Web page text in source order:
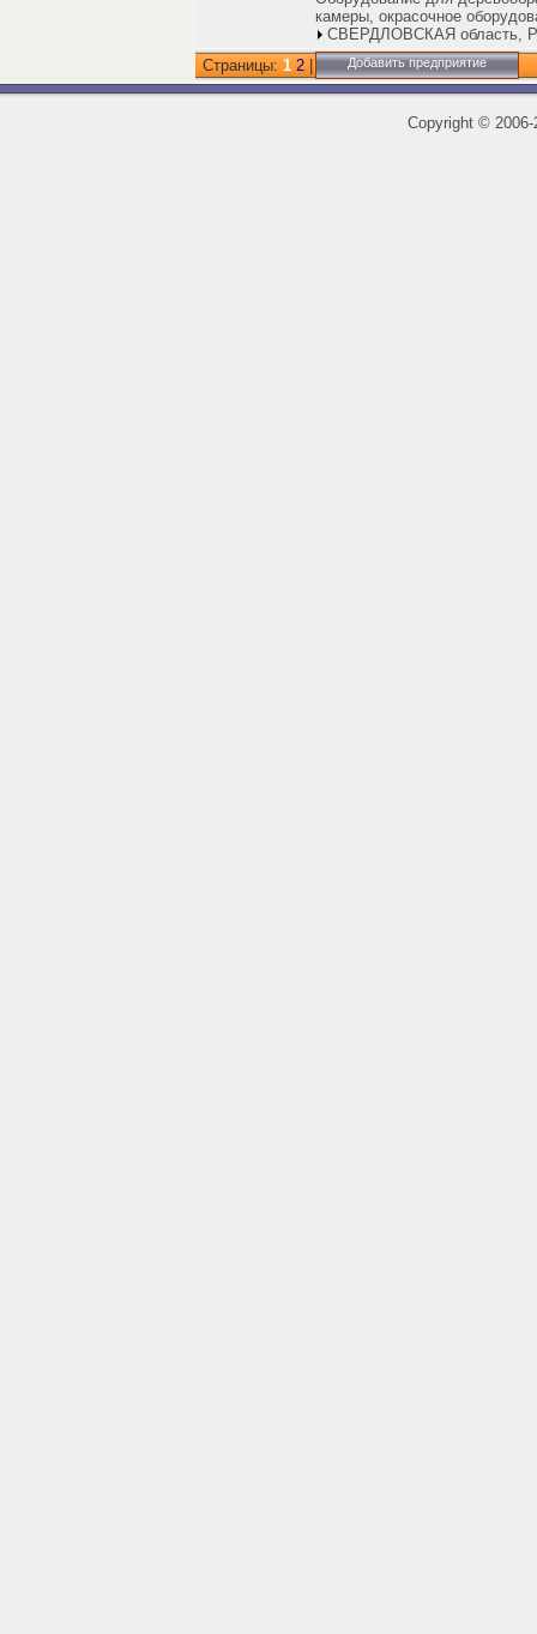
камеры, окрасочное
СВЕРДЛОВСКАЯ область,
Страницы: 1 2 Добавить предприятие
Copyright ©